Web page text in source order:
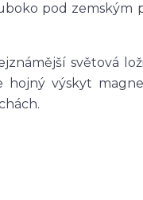
pod zemským
světová
hojný výskyt